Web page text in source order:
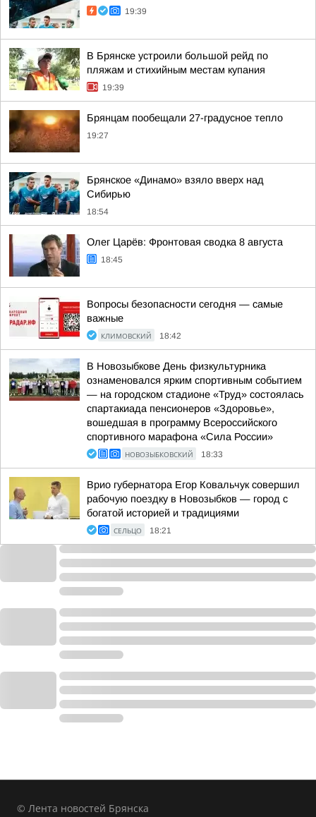
19:39
В Брянске устроили большой рейд по
пляжам и стихийным местам купания
19:39
Брянцам пообещали 27-градусное тепло
19:27
Брянское «Динамо» взяло вверх над
Сибирью
18:54
Олег Царёв: Фронтовая сводка 8 августа
18:45
Вопросы безопасности сегодня — самые
важные
КЛИМОВСКИЙ 18:42
В Новозыбкове День физкультурника
ознаменовался ярким спортивным событием
— на городском стадионе «Труд» состоялась
спартакиада пенсионеров «Здоровье»,
вошедшая в программу Всероссийского
спортивного марафона «Сила России»
НОВОЗЫБКОВСКИЙ 18:33
Врио губернатора Егор Ковальчук совершил
рабочую поездку в Новозыбков — город с
богатой историей и традициями
СЕЛЬЦО 18:21
© Лента новостей Брянска